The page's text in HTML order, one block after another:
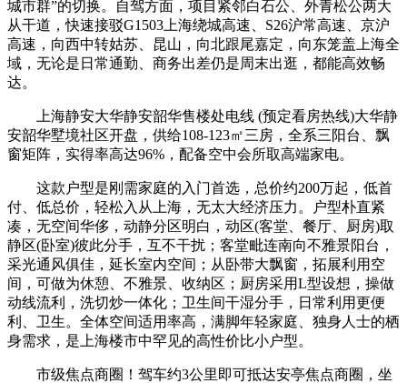
城市群”的切换。自驾方面，项目紧邻白石公、外青松公两大
从干道，快速接驳G1503上海绕城高速、S26沪常高速、京沪
高速，向西中转姑苏、昆山，向北跟尾嘉定，向东笼盖上海全
域，无论是日常通勤、商务出差仍是周末出逛，都能高效畅
达。
上海静安大华静安韶华售楼处电线 (预定看房热线)大华静
安韶华墅境社区开盘，供给108-123㎡三房，全系三阳台、飘
窗矩阵，实得率高达96%，配备空中会所取高端家电。
这款户型是刚需家庭的入门首选，总价约200万起，低首
付、低总价，轻松入从上海，无太大经济压力。户型朴直紧
凑，无空间华侈，动静分区明白，动区(客堂、餐厅、厨房)取
静区(卧室)彼此分手，互不干扰；客堂毗连南向不雅景阳台，
采光通风俱佳，延长室内空间；从卧带大飘窗，拓展利用空
间，可做为休憩、不雅景、收纳区；厨房采用L型设想，操做
动线流利，洗切炒一体化；卫生间干湿分手，日常利用更便
利、卫生。全体空间适用率高，满脚年轻家庭、独身人士的栖
身需求，是上海楼市中罕见的高性价比小户型。
市级焦点商圈！驾车约3公里即可抵达安亭焦点商圈，坐